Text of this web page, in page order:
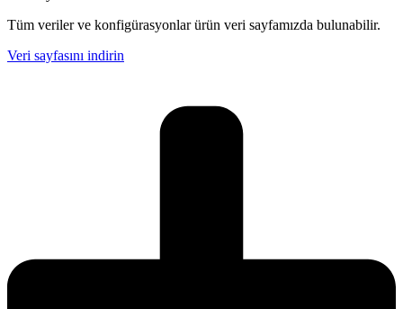
Tüm veriler ve konfigürasyonlar ürün veri sayfamızda bulunabilir.
Veri sayfasını indirin